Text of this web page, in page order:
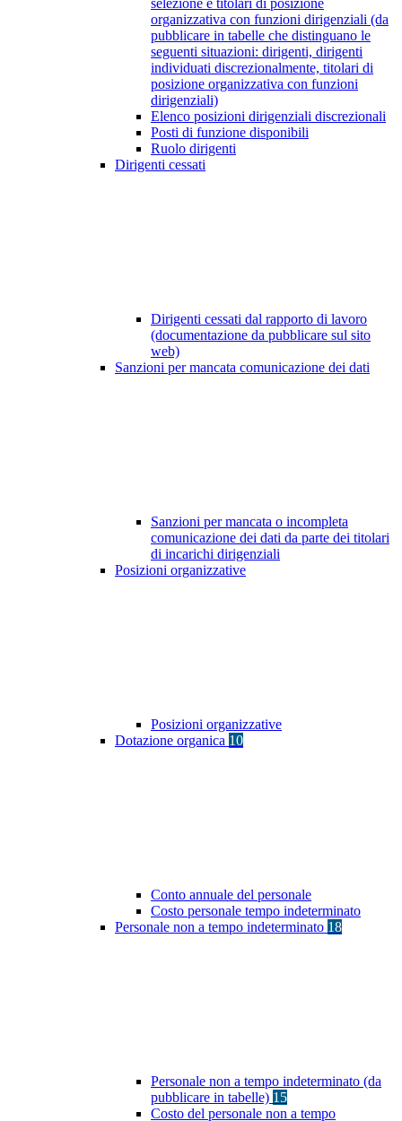
selezione e titolari di posizione
organizzativa con funzioni dirigenziali (da
pubblicare in tabelle che distinguano le
seguenti situazioni: dirigenti, dirigenti
individuati discrezionalmente, titolari di
posizione organizzativa con funzioni
dirigenziali)
Elenco posizioni dirigenziali discrezionali
Posti di funzione disponibili
Ruolo dirigenti
Dirigenti cessati
Dirigenti cessati dal rapporto di lavoro
(documentazione da pubblicare sul sito
web)
Sanzioni per mancata comunicazione dei dati
Sanzioni per mancata o incompleta
comunicazione dei dati da parte dei titolari
di incarichi dirigenziali
Posizioni organizzative
Posizioni organizzative
Dotazione organica 10
Conto annuale del personale
Costo personale tempo indeterminato
Personale non a tempo indeterminato 18
Personale non a tempo indeterminato (da
pubblicare in tabelle) 15
Costo del personale non a tempo